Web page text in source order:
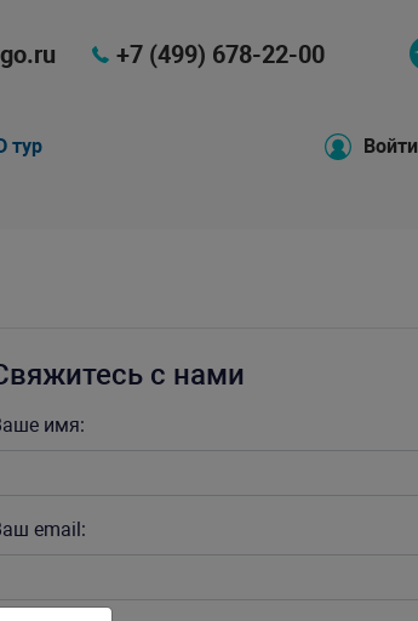
+7 (499) 678-22-00
тур Войти
с нами
имя:
email: